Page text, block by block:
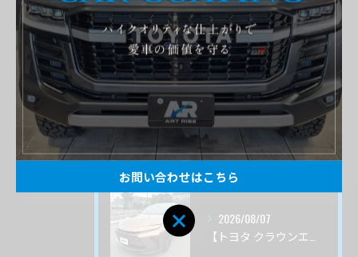
2026/08/09
黒ボディで塗装を長持ちさせるにはボディカバーはいいの？
2026/08/09
2026/08/07
お問い合わせはこちら